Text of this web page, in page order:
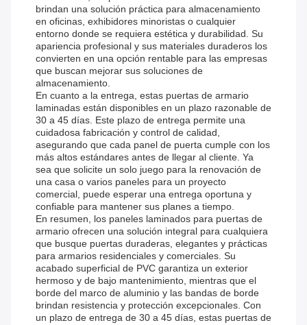
brindan una solución práctica para almacenamiento
en oficinas, exhibidores minoristas o cualquier
entorno donde se requiera estética y durabilidad. Su
apariencia profesional y sus materiales duraderos los
convierten en una opción rentable para las empresas
que buscan mejorar sus soluciones de
almacenamiento.
En cuanto a la entrega, estas puertas de armario
laminadas están disponibles en un plazo razonable de
30 a 45 días. Este plazo de entrega permite una
cuidadosa fabricación y control de calidad,
asegurando que cada panel de puerta cumple con los
más altos estándares antes de llegar al cliente. Ya
sea que solicite un solo juego para la renovación de
una casa o varios paneles para un proyecto
comercial, puede esperar una entrega oportuna y
confiable para mantener sus planes a tiempo.
En resumen, los paneles laminados para puertas de
armario ofrecen una solución integral para cualquiera
que busque puertas duraderas, elegantes y prácticas
para armarios residenciales y comerciales. Su
acabado superficial de PVC garantiza un exterior
hermoso y de bajo mantenimiento, mientras que el
borde del marco de aluminio y las bandas de borde
brindan resistencia y protección excepcionales. Con
un plazo de entrega de 30 a 45 días, estas puertas de